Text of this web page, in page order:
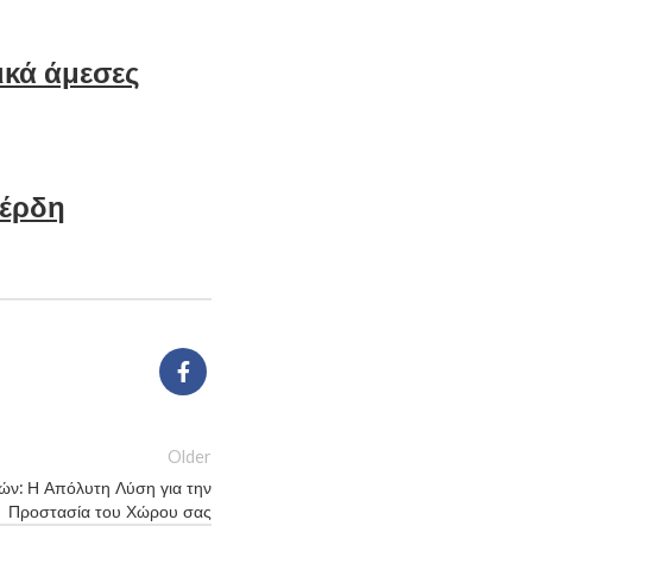
άμεσες
Older
Η Απόλυτη Λύση για την
Προστασία του Χώρου σας